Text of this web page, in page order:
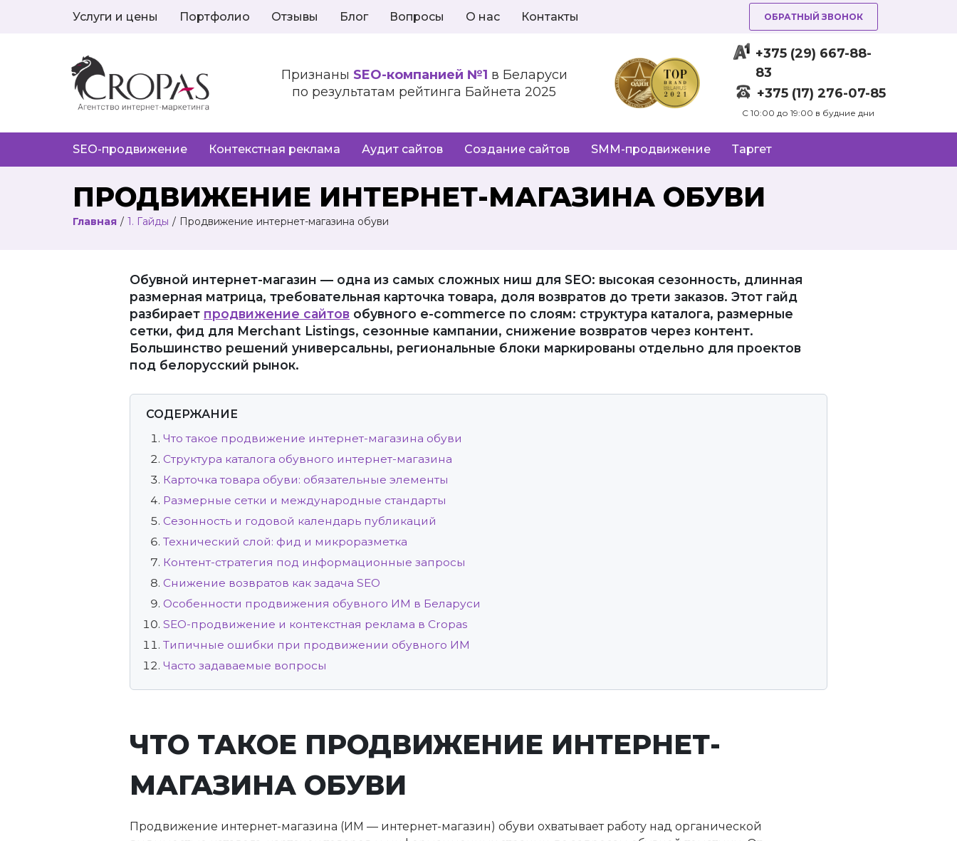
Услуги и цены Портфолио Отзывы Блог Вопросы О нас Контакты ОБРАТНЫЙ ЗВОНОК
Признаны SEO-компанией №1 в Беларуси
по результатам рейтинга Байнета 2025
+375 (29) 667-88-
83
+375 (17) 276-07-85
C 10:00 до 19:00 в будние дни
SEO-продвижение Контекстная реклама Аудит сайтов Создание сайтов SMM-продвижение Таргет
ПРОДВИЖЕНИЕ ИНТЕРНЕТ-МАГАЗИНА ОБУВИ
Главная / 1. Гайды / Продвижение интернет-магазина обуви
Обувной интернет-магазин — одна из самых сложных ниш для SEO: высокая сезонность, длинная
размерная матрица, требовательная карточка товара, доля возвратов до трети заказов. Этот гайд
разбирает продвижение сайтов обувного e-commerce по слоям: структура каталога, размерные
сетки, фид для Merchant Listings, сезонные кампании, снижение возвратов через контент.
Большинство решений универсальны, региональные блоки маркированы отдельно для проектов
под белорусский рынок.
СОДЕРЖАНИЕ
Что такое продвижение интернет-магазина обуви
Структура каталога обувного интернет-магазина
Карточка товара обуви: обязательные элементы
Размерные сетки и международные стандарты
Сезонность и годовой календарь публикаций
Технический слой: фид и микроразметка
Контент-стратегия под информационные запросы
Снижение возвратов как задача SEO
Особенности продвижения обувного ИМ в Беларуси
SEO-продвижение и контекстная реклама в Cropas
Типичные ошибки при продвижении обувного ИМ
Часто задаваемые вопросы
ЧТО ТАКОЕ ПРОДВИЖЕНИЕ ИНТЕРНЕТ-
МАГАЗИНА ОБУВИ
Продвижение интернет-магазина (ИМ — интернет-магазин) обуви охватывает работу над органической